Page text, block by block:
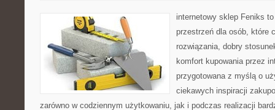
internetowy sklep Feniks
przestrzeń dla osób, które
rozwiązania, dobry
komfort kupowania przez
przygotowana z myślą o
ciekawych inspiracji
zarówno w codziennym użytkowaniu, jak i podczas realizacji